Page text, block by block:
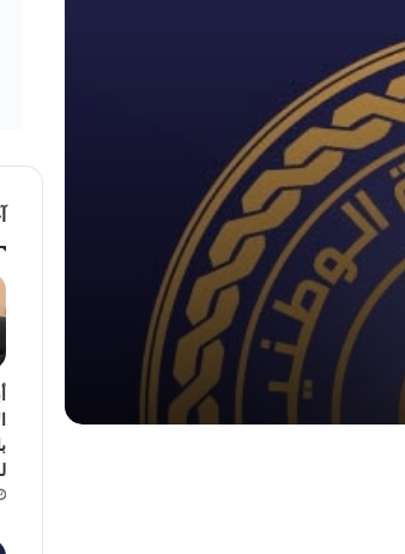
للتحول الرقمي
بشراكة دولية.. انطلاق مشروع السيادة
الغذائية الوطنية بإشراف الجهاز الوطني
للتنمية.
بعثة الأمم المتحدة تحذر من تسييس قطاع
النفط وتدعم حوكمة المؤسسة الوطنية
المنفي وبلقاسم حفتر يؤكدان على ضرورة
إقرار ميزانية موحدة لدعم مشاريع إعادة
خطوة لخفض التكاليف.. المصرف المركزي